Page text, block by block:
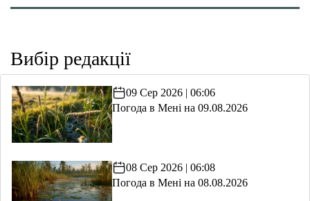
Вибір редакції
09 Сер 2026 | 06:06
Погода в Мені на 09.08.2026
08 Сер 2026 | 06:08
Погода в Мені на 08.08.2026